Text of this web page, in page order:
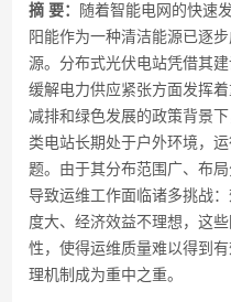
摘 要：
随着智能电网的快速
阳能作为一种清洁能源已逐
源。分布式光伏电站凭借其
缓解电力供应紧张方面发挥
减排和绿色发展的政策背景
类电站长期处于户外环境，
题。由于其分布范围广、布
导致运维工作面临诸多挑战
度大、经济效益不理想，这
性，使得运维质量难以得到
理机制成为重中之重。